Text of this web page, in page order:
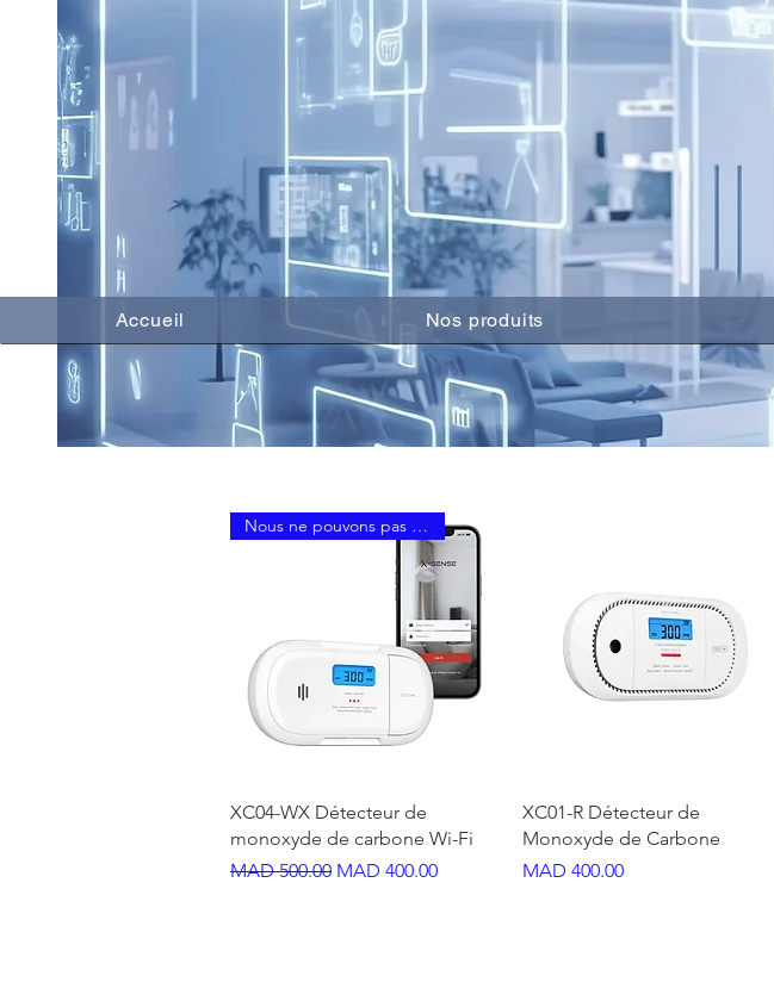
Accueil Nos produits
Quick View
Nous ne pouvons pas accepter l
XC04-WX Détecteur de
monoxyde de carbone Wi-Fi
Regular Price
MAD 500.00 Sale Price
MAD 400.00
Quick View
XC01-R Détecteur de
Monoxyde de Carbone
Price
MAD 400.00